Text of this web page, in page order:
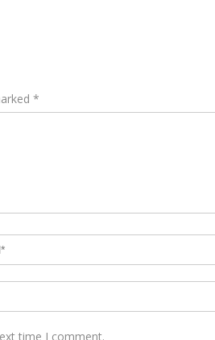
*
time I comment.